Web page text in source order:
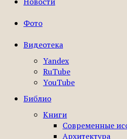
Фото
Видеотека
Yandex
RuTube
YouTube
Библио
Книги
Современные
Архитектура